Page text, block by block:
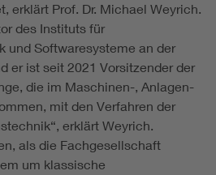
erklärt Prof. Dr. Michael Weyrich.
des Instituts für
und Softwaresysteme an der
er ist seit 2021 Vorsitzender der
die im Maschinen-, Anlagen-
mit den Verfahren der
erklärt Weyrich.
als die Fachgesellschaft
um klassische